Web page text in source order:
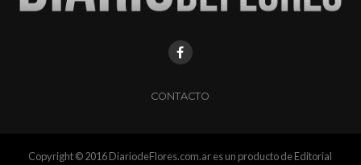
CONTACTO
Copyright © 2016 DiariodeFlores.com.ar es un producto de Editorial